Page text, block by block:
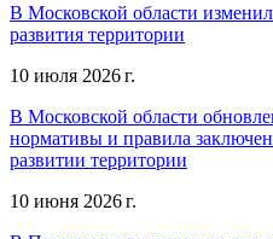
В Московской области
развития территории
10 июля 2026 г.
В Московской области
нормативы и правила
развитии территории
10 июня 2026 г.